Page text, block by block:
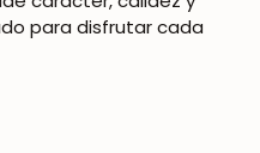
para disfrutar cada